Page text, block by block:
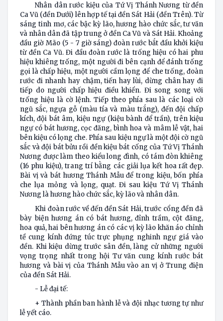
Nhân dân rước kiệu của Tứ Vị Thánh Nương từ đền
Ca Vũ (đền Dưới) lên hợp tế tại đền Sát Hải (đền Trên). Từ
sáng tinh mơ, các bậc kỳ lão, hương hào chức sắc, tư văn
và nhân dân đã tập trung ở đền Ca Vũ và Sát Hải. Khoảng
đầu giờ Mão (5 - 7 giờ sáng) đoàn rước bắt đầu khởi kiệu
từ đền Ca Vũ. Đi đầu đoàn rước là trống hiệu có hai phu
hiệu khiêng trống, một người đi bên cạnh để đánh trống
gọi là chấp hiệu, một người cầm lọng để che trống, đoàn
rước đi nhanh hay chậm, tiến hay lùi, dừng chân hay đi
tiếp do người chấp hiệu điều khiển. Đi song song với
trống hiệu là cờ lệnh. Tiếp theo phía sau là các loại cờ
ngũ sắc, ngựa gỗ (màu tía và màu trắng), đến đội chấp
kích, đội bát âm, kiệu ngự (kiệu bành để trần), trên kiệu
ngự có bát hương, cọc đăng, bình hoa và mâm lễ vật, hai
bên kiệu có lọng che. Phía sau kiệu ngự là một đội cờ ngũ
sắc và đội bát bửu rồi đền kiệu bát cống của Tứ Vị Thánh
Nương được làm theo kiểu long đình, có tám đòn khiêng
(16 phu kiệu), trang trí bằng các giải lụa kết hoa rất đẹp.
Bài vị và bát hương Thánh Mẫu để trong kiệu, bốn phía
che lụa mỏng và lọng, quạt. Đi sau kiệu Tứ Vị Thánh
Nương là hương hào chức sắc, kỳ lão và nhân dân.
Khi đoàn rước về đến đền Sát Hải, trước cổng đền đã
bày biện hương án có bát hương, đỉnh trầm, cột đăng,
hoa quả, hai bên hương án có các vị kỳ lão khăn áo chỉnh
tề cung kính đứng túc trực phụng nghinh ngự giá vào
đền. Khi kiệu dừng trước sân đền, làng cử những người
vọng trọng nhất trong hội Tư văn cung kính rước bát
hương và bài vị của Thánh Mẫu vào an vị ở Trung điện
của đền Sát Hải.
- Lễ đại tế:
+ Thành phần ban hành lễ và đội nhạc tương tự như
lễ yết cáo.